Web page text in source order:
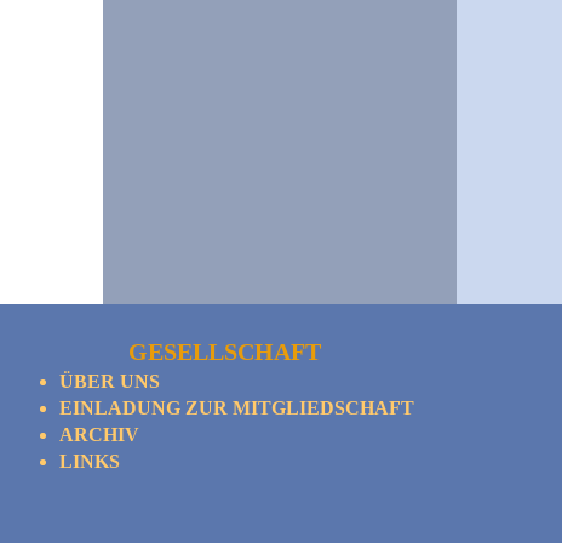
GESELLSCHAFT
ÜBER UNS
EINLADUNG ZUR MITGLIEDSCHAFT
ARCHIV
LINKS